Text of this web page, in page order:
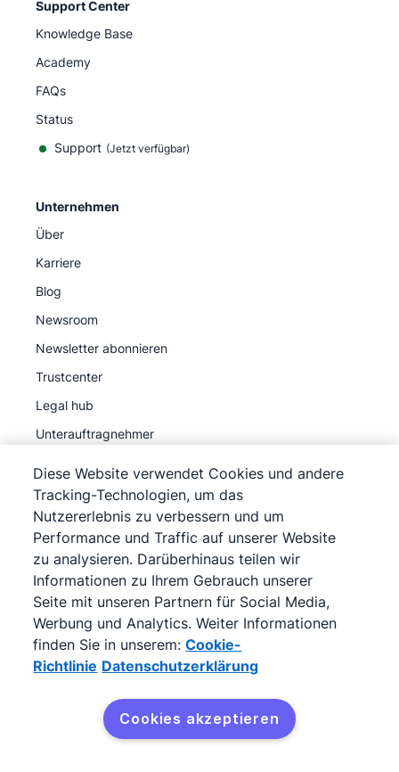
Support Center
Knowledge Base
Academy
FAQs
Status
Support (Jetzt verfügbar)
Unternehmen
Über
Karriere
Blog
Newsroom
Newsletter abonnieren
Trustcenter
Legal hub
Unterauftragnehmer
©2026Pipedrive
Pipedrive
Nutzungsbedingungen
Pipedrive
Datenschutzerklärung
Impressum
Siteübersicht
Cookie-Richtlinie
Cookie-Präferenzen
Pipedrive ist ein webbasiertes Verkaufs-CRM.
Diese Website verwendet Cookies und andere
Tracking-Technologien, um das
Nutzererlebnis zu verbessern und um
Performance und Traffic auf unserer Website
zu analysieren. Darüberhinaus teilen wir
Informationen zu Ihrem Gebrauch unserer
Seite mit unseren Partnern für Social Media,
Werbung und Analytics. Weiter Informationen
finden Sie in unserem: Cookie-
Richtlinie Datenschutzerklärung
Cookies akzeptieren